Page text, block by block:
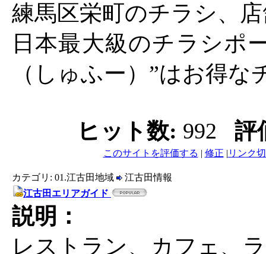
練馬区栄町のチラシ、
日本最大級のチラシポ
（しゅふー）”はお得
ヒット数: 992 評
このサイトを評価する | 修正 | リンク
カテゴリ: 01.江古田地域
江古田情報
江古田エリアガイド
説明：
レストラン、カフェ、